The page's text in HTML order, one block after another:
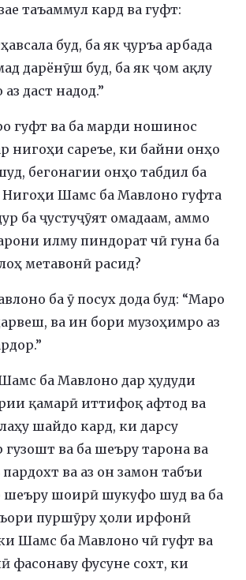
таъаммул кард ва гуфт:
буд, ба як ҷуръа арбада
дарёнӯш буд, ба як ҷом ақлу
даст надод.”
гуфт ва ба марди ношинос
нигоҳи сареъе, ки байни онҳо
бегонагии онҳо табдил ба
Шамс ба Мавлоно гуфта
ба ҷустуҷӯят омадаам, аммо
илму пиндорат чӣ гуна ба
метавонӣ расид?
ба ӯ посух дода буд: “Маро
ва ин бори музоҳимро аз
ба Мавлоно дар ҳудуди
қамарӣ иттифоқ афтод ва
шайдо кард, ки дарсу
гузошт ва ба шеъру тарона ва
ва аз он замон табъи
шеъру шоирӣ шукуфо шуд ва ба
пуршӯру ҳоли ирфонӣ
Шамс ба Мавлоно чӣ гуфт ва
фасонаву фусуне сохт, ки